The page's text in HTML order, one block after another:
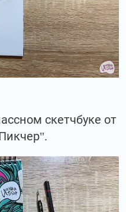
скетчбуке от